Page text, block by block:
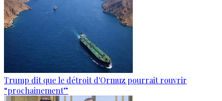
Trump dit que le détroit d'Ormuz pourrait rouvrir
“prochainement”